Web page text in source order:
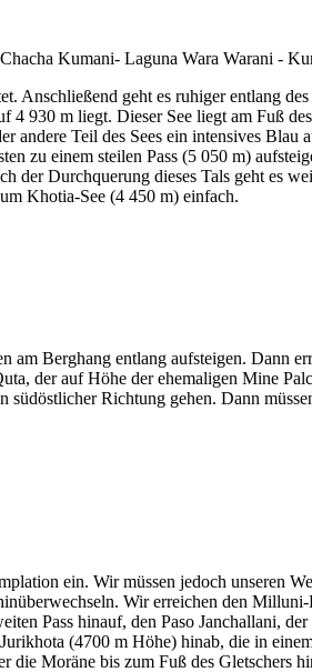
Anschließend geht es ruhiger entlang
930 m liegt. Dieser See liegt am Fuß
Teil des Sees ein intensives Blau
zu einem steilen Pass (5 050 m)
Durchquerung dieses Tals geht es
Khotia-See (4 450 m) einfach.
Berghang entlang aufsteigen. Dann
der auf Höhe der ehemaligen Mine
Richtung gehen. Dann
ein. Wir müssen jedoch unseren
Wir erreichen den
Pass hinauf, den Paso Janchallani,
(4700 m Höhe) hinab, die in
die Moräne bis zum Fuß des Gletschers